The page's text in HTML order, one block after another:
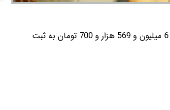
به گزارش گروه رسانه ای شرق، قیمت طلا 18 عیار امروز چهارشنبه 24 اردیبهشت 1404، با رقم 6 میلیون و 569 هزار و 700 تومان به ثبت